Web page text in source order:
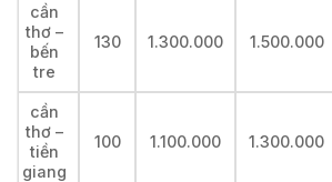
cần
thơ –
bến
tre
130 1.300.000 1.500.000
cần
thơ –
tiền
giang
100 1.100.000 1.300.000